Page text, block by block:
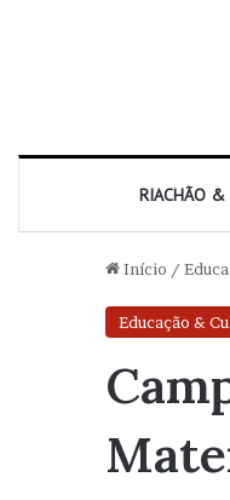
RIACHÃO &
Início /
Educação &